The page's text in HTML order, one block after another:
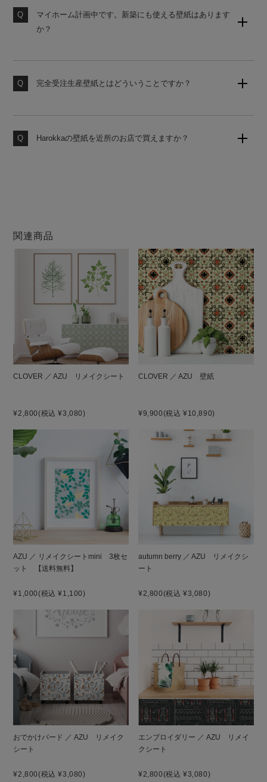
おすすめします。
マイホーム計画中です。新築にも使える壁紙はあります
か？
お申し付けください。
完全受注生産壁紙とはどういうことですか？
で、品質の劣化がなく安心してお使いいただけます。
Harokkaの壁紙を近所のお店で買えますか？
関連商品
CLOVER ／ AZU リメイクシート
¥2,800(税込 ¥3,080)
CLOVER ／ AZU 壁紙
¥9,900(税込 ¥10,890)
AZU ／ リメイクシートmini 3枚セ
ット 【送料無料】
¥1,000(税込 ¥1,100)
autumn berry ／ AZU リメイクシ
ート
¥2,800(税込 ¥3,080)
おでかけバード ／ AZU リメイク
シート
¥2,800(税込 ¥3,080)
エンブロイダリー ／ AZU リメイ
クシート
¥2,800(税込 ¥3,080)